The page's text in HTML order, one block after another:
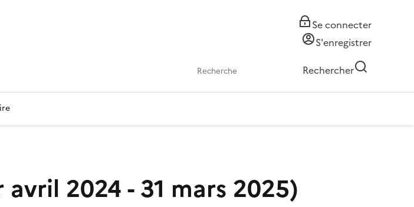
Se connecter
S'enregistrer
Rechercher
2024 - 31 mars 2025)